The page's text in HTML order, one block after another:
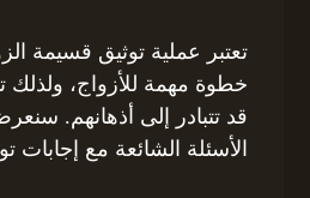
تعتبر عملية توثيق قسيمة
خطوة مهمة للأزواج، ولذلك
قد تتبادر إلى أذهانهم.
الأسئلة الشائعة مع إجابات